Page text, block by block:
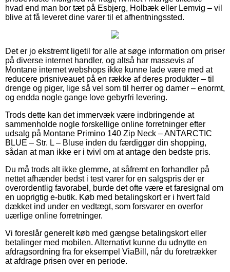
hvad end man bor tæt på Esbjerg, Holbæk eller Lemvig – vil
blive at få leveret dine varer til et afhentningssted.
Det er jo ekstremt ligetil for alle at søge information om priser
på diverse internet handler, og altså har massevis af
Montane internet webshops ikke kunne lade være med at
reducere prisniveauet på en række af deres produkter – til
drenge og piger, lige så vel som til herrer og damer – enormt,
og endda nogle gange love gebyrfri levering.
Trods dette kan det immervæk være indbringende at
sammenholde nogle forskellige online forretninger efter
udsalg på Montane Primino 140 Zip Neck – ANTARCTIC
BLUE – Str. L – Bluse inden du færdiggør din shopping,
sådan at man ikke er i tvivl om at antage den bedste pris.
Du må trods alt ikke glemme, at såfremt en forhandler på
nettet afhænder bedst i test varer for en salgspris der er
overordentlig favorabel, burde det ofte være et faresignal om
en uoprigtig e-butik. Køb med betalingskort er i hvert fald
dækket ind under en vedtægt, som forsvarer en overfor
uærlige online forretninger.
Vi foreslår generelt køb med gængse betalingskort eller
betalinger med mobilen. Alternativt kunne du udnytte en
afdragsordning fra for eksempel ViaBill, når du foretrækker
at afdrage prisen over en periode.